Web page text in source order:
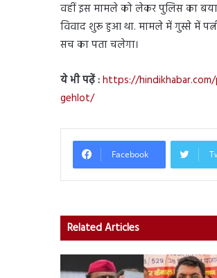
वहीं इस मामले को लेकर पुलिस का
विवाद शुरू हुआ था. मामले में गुस्से में
सच का पता चलेगा।
ये भी पढ़ें :https://
gehlot/
Facebook
Related Articles